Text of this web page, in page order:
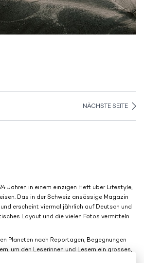
NÄCHSTE SEITE
Jahren in einem einzigen Heft über Lifestyle,
Das in der Schweiz ansässige Magazin
erscheint viermal jährlich auf Deutsch und
Layout und die vielen Fotos vermitteln
Planeten nach Reportagen, Begegnungen
um den Leserinnen und Lesern ein grosses,